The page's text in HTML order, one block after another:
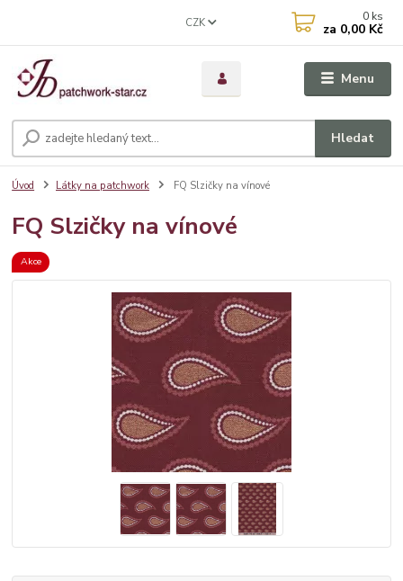
Menu
CZK
Hledat
0 ks
za 0,00 Kč
Úvod Látky na patchwork FQ Slzičky na vínové
FQ Slzičky na vínové
Akce